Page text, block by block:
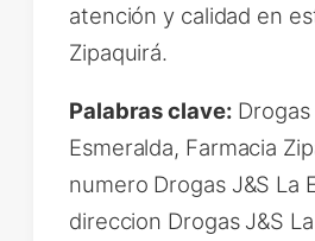
atención y calidad en
Zipaquirá.
Palabras clave: Drogas
Esmeralda, Farmacia
numero Drogas J&S La
direccion Drogas J&S